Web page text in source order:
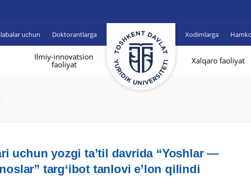
uchun Doktorantlarga Xodimlarga
Ilmiy-innovatsion
faoliyat
Xalqaro faoliyat
uchun yozgi ta’til davrida “Yoshlar —
targ‘ibot tanlovi e’lon qilindi